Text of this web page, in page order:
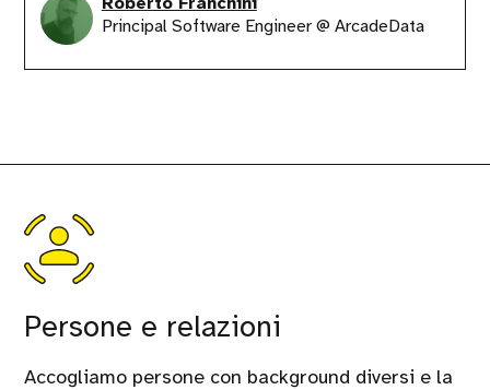
Principal Software Engineer @ ArcadeData
Persone e relazioni
Accogliamo persone con background diversi e la